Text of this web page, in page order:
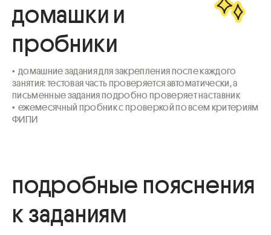
домашки и
пробники
•  домашние задания для закрепления после каждого
занятия: тестовая часть проверяется автоматически, а
письменные задания подробно проверяет наставник
•  ежемесячный пробник с проверкой по всем критериям
ФИПИ
подробные пояснения
к заданиям